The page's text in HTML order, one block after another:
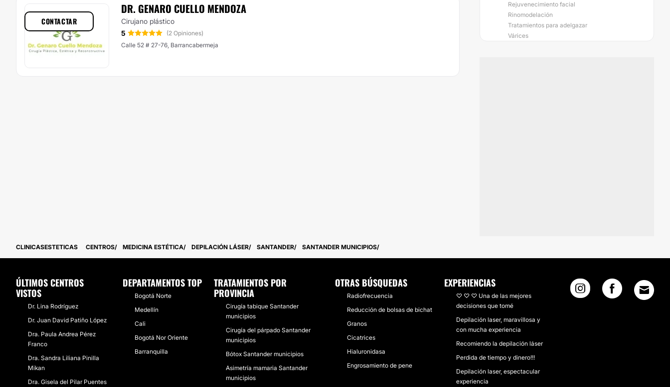
DR. GENARO CUELLO MENDOZA
Cirujano plástico
5
(2 Opiniones)
Calle 52 # 27-76, Barrancabermeja
CONTACTAR
Rejuvenecimiento facial
Rinomodelación
Tratamientos para adelgazar
Várices
CLINICASESTETICAS CENTROS MEDICINA ESTÉTICA DEPILACIÓN LÁSER SANTANDER SANTANDER MUNICIPIOS
ÚLTIMOS CENTROS
VISTOS
Dr. Lina Rodríguez
Dr. Juan David Patiño López
Dra. Paula Andrea Pérez
Franco
Dra. Sandra Liliana Pinilla
Mikan
Dra. Gisela del Pilar Puentes
DEPARTAMENTOS TOP
Bogotá Norte
Medellín
Cali
Bogotá Nor Oriente
Barranquilla
TRATAMIENTOS POR
PROVINCIA
Cirugía tabique Santander
municipios
Cirugía del párpado Santander
municipios
Bótox Santander municipios
Asimetría mamaria Santander
municipios
OTRAS BÚSQUEDAS
Radiofrecuencia
Reducción de bolsas de bichat
Granos
Cicatrices
Hialuronidasa
Engrosamiento de pene
EXPERIENCIAS
♡ ♡ ♡ Una de las mejores
decisiones que tomé
Depilación laser, maravillosa y
con mucha experiencia
Recomiendo la depilación láser
Perdida de tiempo y dinero!!!
Depilación laser, espectacular
experiencia